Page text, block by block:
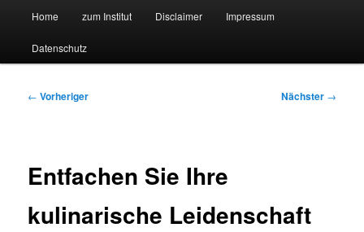
Suchmaschine Forschung und
Technologie
Zum
primären
Zum
sekundären
Home zum Institut Disclaimer Impressum
Datenschutz
Beitragsnavigation
← Vorheriger Nächster →
Entfachen Sie Ihre
kulinarische Leidenschaft